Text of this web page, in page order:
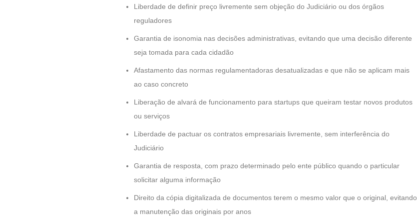
Liberdade de definir preço livremente sem objeção do Judiciário ou dos órgãos
reguladores
Garantia de isonomia nas decisões administrativas, evitando que uma decisão diferente
seja tomada para cada cidadão
Afastamento das normas regulamentadoras desatualizadas e que não se aplicam mais
ao caso concreto
Liberação de alvará de funcionamento para startups que queiram testar novos produtos
ou serviços
Liberdade de pactuar os contratos empresariais livremente, sem interferência do
Judiciário
Garantia de resposta, com prazo determinado pelo ente público quando o particular
solicitar alguma informação
Direito da cópia digitalizada de documentos terem o mesmo valor que o original, evitando
a manutenção das originais por anos